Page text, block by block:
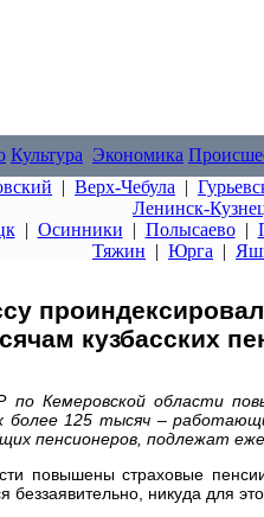
Культура Экономика
| Верх-Чебула |
Ленинск-
| Осинники | Полысаево|
Тяжин | Юрга |
кузбасских
Кемеровской области
более 125 тысяч –
пенсионеров, подлежат
повышены страховые
никуда для